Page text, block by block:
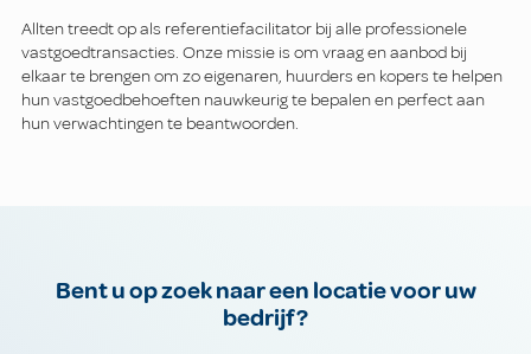
Allten treedt op als referentiefacilitator bij alle professionele
vastgoedtransacties. Onze missie is om vraag en aanbod bij
elkaar te brengen om zo eigenaren, huurders en kopers te helpen
hun vastgoedbehoeften nauwkeurig te bepalen en perfect aan
hun verwachtingen te beantwoorden.
Bent u op zoek naar een locatie voor uw
bedrijf?